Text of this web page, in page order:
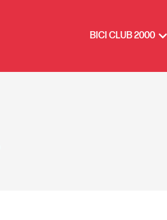
BICI CLUB 2000